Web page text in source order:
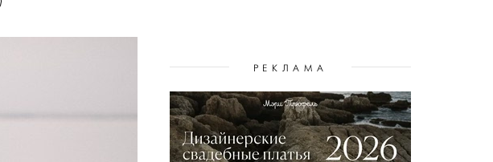
РЕКЛАМА